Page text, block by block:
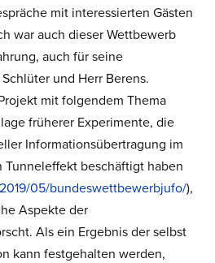
mit interessierten Gästen
war auch dieser Wettbewerb
auch für seine
und Herr Berens.
mit folgendem Thema
früherer Experimente, die
Informationsübertragung im
beschäftigt haben
05/bundeswettbewerbjufo/),
Aspekte der
Als ein Ergebnis der selbst
kann festgehalten werden,